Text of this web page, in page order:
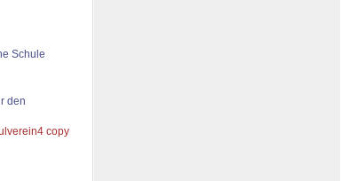
Schule
den